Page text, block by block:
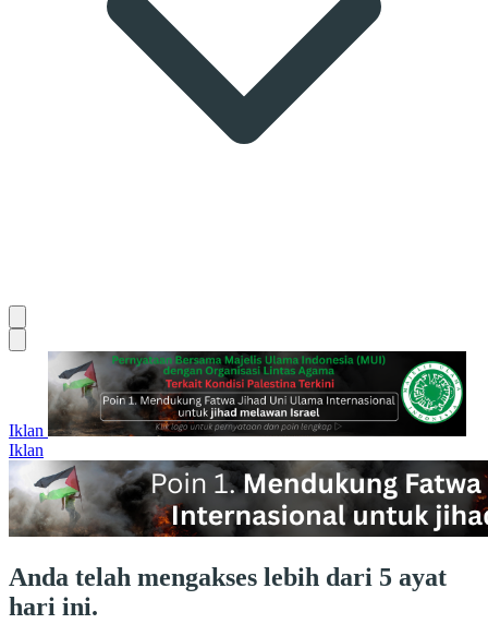
Iklan
Iklan
Anda telah mengakses lebih dari 5 ayat
hari ini.